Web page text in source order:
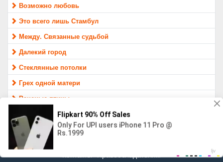
Возможно любовь
Это всего лишь Стамбул
Между. Связанные судьбой
Далекий город
Стеклянные потолки
Грех одной матери
Раненые птицы
Защитник
МАТЕРИАЛ ПРЕДОСТАВЛЕН ТОЛЬКО ДЛЯ ОЗНАКОМЛЕНИЯ,
Контакты Правообладателям